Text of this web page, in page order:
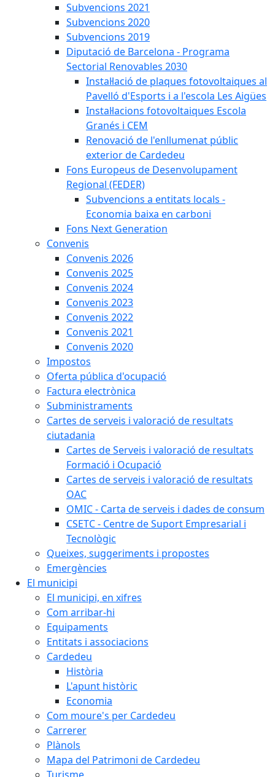
Subvencions 2021
Subvencions 2020
Subvencions 2019
Diputació de Barcelona - Programa
Sectorial Renovables 2030
Instal·lació de plaques fotovoltaiques al
Pavelló d'Esports i a l'escola Les Aigües
Instal·lacions fotovoltaiques Escola
Granés i CEM
Renovació de l'enllumenat públic
exterior de Cardedeu
Fons Europeus de Desenvolupament
Regional (FEDER)
Subvencions a entitats locals -
Economia baixa en carboni
Fons Next Generation
Convenis
Convenis 2026
Convenis 2025
Convenis 2024
Convenis 2023
Convenis 2022
Convenis 2021
Convenis 2020
Impostos
Oferta pública d'ocupació
Factura electrònica
Subministraments
Cartes de serveis i valoració de resultats
ciutadania
Cartes de Serveis i valoració de resultats
Formació i Ocupació
Cartes de serveis i valoració de resultats
OAC
OMIC - Carta de serveis i dades de consum
CSETC - Centre de Suport Empresarial i
Tecnològic
Queixes, suggeriments i propostes
Emergències
El municipi
El municipi, en xifres
Com arribar-hi
Equipaments
Entitats i associacions
Cardedeu
Història
L'apunt històric
Economia
Com moure's per Cardedeu
Carrerer
Plànols
Mapa del Patrimoni de Cardedeu